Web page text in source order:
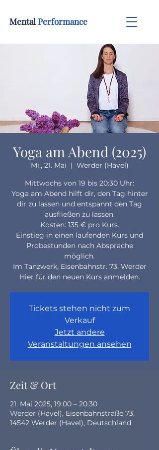
MentalPerformance
Yoga am Abend (2025)
Mi., 21. Mai
  |
Werder (Havel)
Mittwochs von 19 bis 20:30 Uhr:
Yoga am Abend hilft dir, den Tag hinter
dir zu lassen und entspannt den Tag
ausfließen zu lassen.
Kosten: 135 € pro Kurs.
Einstieg in einen laufenden Kurs und
Probestunden nach Absprache
möglich.
Im Tanzwerk, Eisenbahnstr. 73, Werder
Hier für den neuen Kurs anmelden.
Tickets stehen nicht zum
Verkauf
Jetzt andere
Veranstaltungen ansehen
Zeit & Ort
21. Mai 2025, 19:00 – 20:30
Werder (Havel), Eisenbahnstraße 73,
14542 Werder (Havel), Deutschland